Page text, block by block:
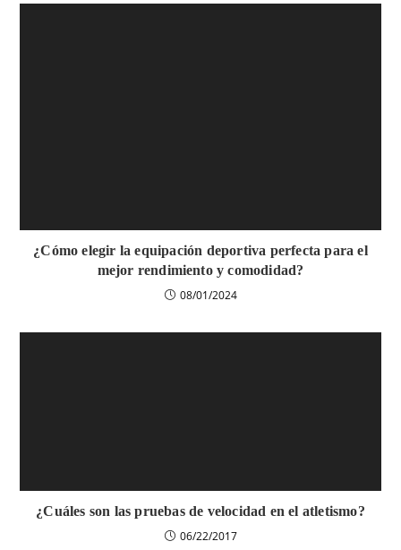
¿Cómo elegir la equipación deportiva perfecta para el
mejor rendimiento y comodidad?
08/01/2024
¿Cuáles son las pruebas de velocidad en el atletismo?
06/22/2017